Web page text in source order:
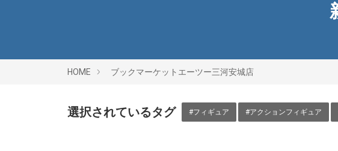
HOME ブックマーケットエーツー三河安城店
選択されているタグ #フィギュア #アクションフィギュア